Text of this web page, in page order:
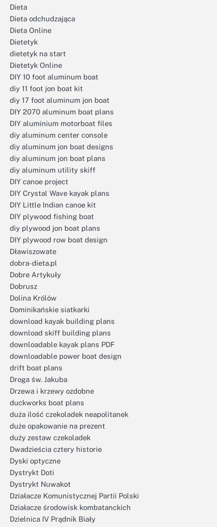
Dieta
Dieta odchudzająca
Dieta Online
Dietetyk
dietetyk na start
Dietetyk Online
DIY 10 foot aluminum boat
diy 11 foot jon boat kit
diy 17 foot aluminum jon boat
DIY 2070 aluminum boat plans
DIY aluminium motorboat files
diy aluminum center console
diy aluminum jon boat designs
diy aluminum jon boat plans
diy aluminum utility skiff
DIY canoe project
DIY Crystal Wave kayak plans
DIY Little Indian canoe kit
DIY plywood fishing boat
diy plywood jon boat plans
DIY plywood row boat design
Dławiszowate
dobra-dieta.pl
Dobre Artykuły
Dobrusz
Dolina Królów
Dominikańskie siatkarki
download kayak building plans
download skiff building plans
downloadable kayak plans PDF
downloadable power boat design
drift boat plans
Droga św. Jakuba
Drzewa i krzewy ozdobne
duckworks boat plans
duża ilość czekoladek neapolitanek
duże opakowanie na prezent
duży zestaw czekoladek
Dwadzieścia cztery historie
Dyski optyczne
Dystrykt Doti
Dystrykt Nuwakot
Działacze Komunistycznej Partii Polski
Działacze środowisk kombatanckich
Dzielnica IV Prądnik Biały